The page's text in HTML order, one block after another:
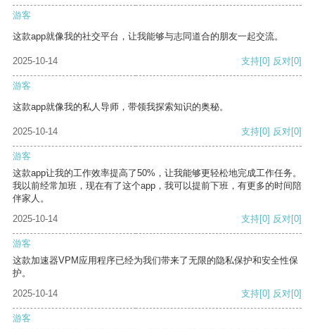
游客
这款app就像我的社交平台，让我能够与志同道合的朋友一起交流。
2025-10-14 支持[0] 反对[0]
游客
这款app就像我的私人导师，带领我探索知识的奥秘。
2025-10-14 支持[0] 反对[0]
游客
这款app让我的工作效率提高了50%，让我能够更轻松地完成工作任务。
我以前经常加班，现在有了这个app，我可以提前下班，有更多的时间陪
伴家人。
2025-10-14
支持[0] 反对[0]
游客
这款加速器VPM应用程序已经为我们带来了无限的隐私保护和安全性保
护。
2025-10-14
支持[0] 反对[0]
游客